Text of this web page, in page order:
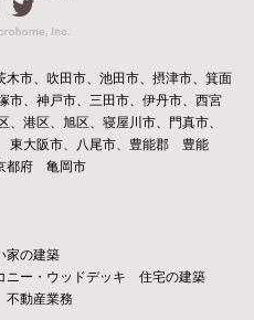
市、吹田市、池田市、摂津市、箕面
、神戸市、三田市、伊丹市、西宮
、港区、旭区、寝屋川市、門真市、
東大阪市、八尾市、豊能郡 豊能
都府 亀岡市
家の建築
ニー・ウッドデッキ 住宅の建築
動産業務